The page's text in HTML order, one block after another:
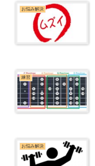
お悩み解決
練習
お悩み解決